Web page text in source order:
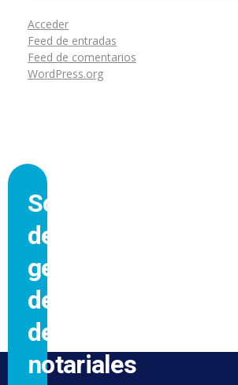
Acceder
Feed de entradas
Feed de comentarios
WordPress.org
Software
de
gestión
de
despachos
notariales